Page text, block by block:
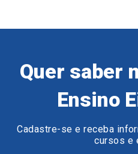
Quer saber
Ensino
Cadastre-se e receba
cursos e